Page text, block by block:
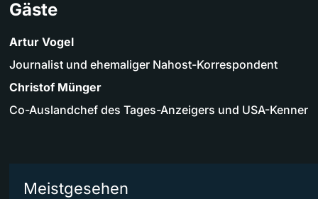
Gäste
Artur Vogel
Journalist und ehemaliger Nahost-Korrespondent
Christof Münger
Co-Auslandchef des Tages-Anzeigers und USA-Kenner
Meistgesehen